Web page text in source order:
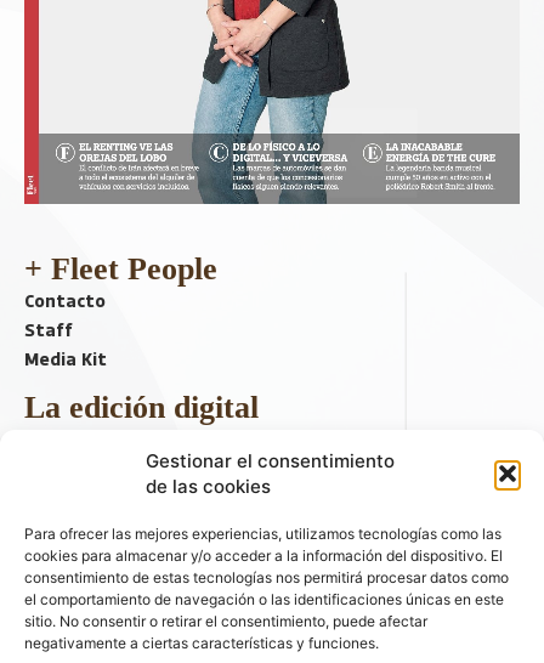
Gestionar el consentimiento
de las cookies
Para ofrecer las mejores experiencias, utilizamos tecnologías como las
cookies para almacenar y/o acceder a la información del dispositivo. El
consentimiento de estas tecnologías nos permitirá procesar datos como
el comportamiento de navegación o las identificaciones únicas en este
sitio. No consentir o retirar el consentimiento, puede afectar
negativamente a ciertas características y funciones.
+ Fleet People
Contacto
Staff
Media Kit
La edición digital
Descargar último ejemplar
ir a hemeroteca
+ Contenido en redes sociales